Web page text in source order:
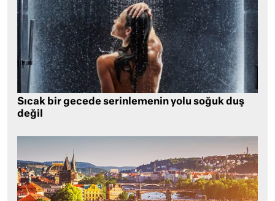
Sıcak bir gecede serinlemenin yolu soğuk duş
değil